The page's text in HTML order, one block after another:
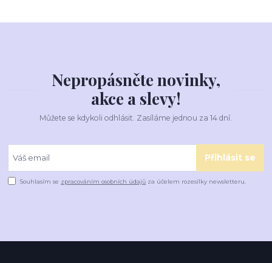
Nepropásněte novinky,
akce a slevy!
Můžete se kdykoli odhlásit. Zasíláme jednou za 14 dní.
Přihlásit se
Souhlasím se zpracováním osobních údajů za účelem rozesílky newsletteru.